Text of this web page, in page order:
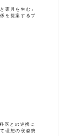
家具を生む」
を提案するブ
医との連携に
理想の寝姿勢